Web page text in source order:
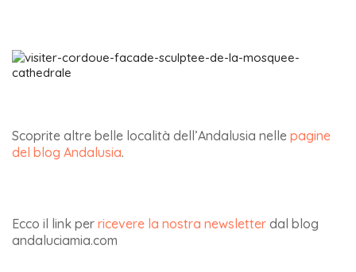
Scoprite altre belle località dell’Andalusia nelle pagine
del blog Andalusia.
Ecco il link per ricevere la nostra newsletter dal blog
andaluciamia.com